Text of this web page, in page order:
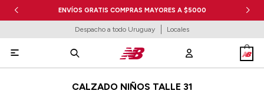
ENVÍOS GRATIS COMPRAS MAYORES A $5000
Despacho a todo Uruguay Locales

CALZADO NIÑOS TALLE 31